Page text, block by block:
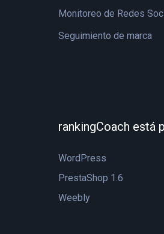
Monitoreo de Redes
Seguimiento de marca
rankingCoach está
WordPress
PrestaShop 1.6
Weebly